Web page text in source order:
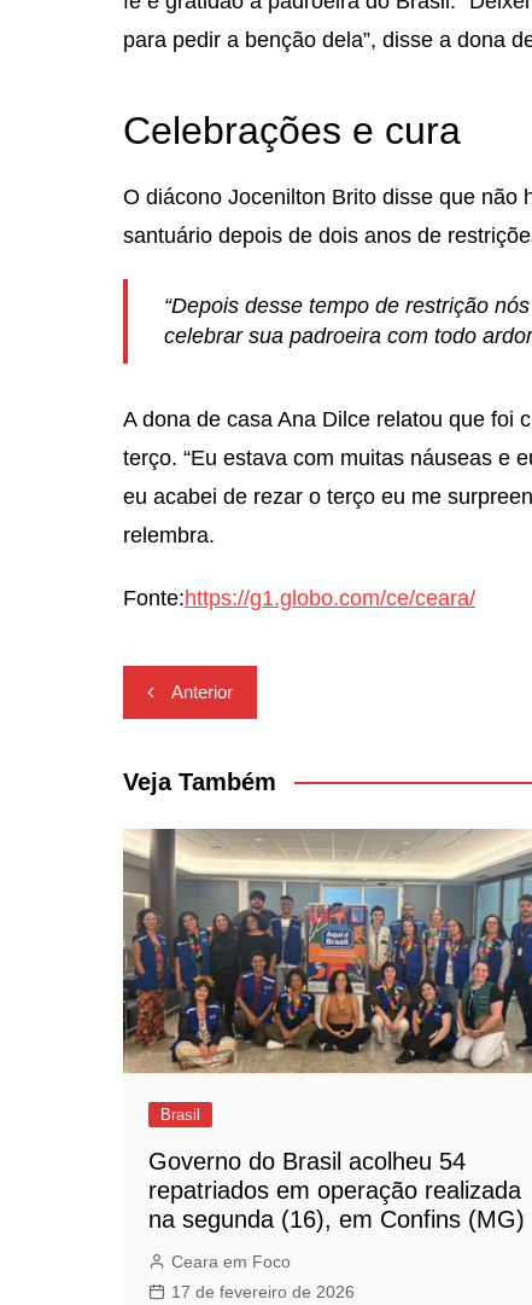
para pedir a benção dela”, disse a dona
Celebrações e cura
O diácono Jocenilton Brito disse que não
santuário depois de dois anos de
“Depois desse tempo de restrição
celebrar sua padroeira com todo
A dona de casa Ana Dilce relatou que foi
terço. “Eu estava com muitas náuseas e
eu acabei de rezar o terço eu me
relembra.
Fonte:https://g1.globo.com/ce/ceara/
Navegação
de
Post
Anterior
Veja Também
Brasil
Governo do Brasil acolheu 54
repatriados em operação realizada
na segunda (16), em Confins (MG)
Ceara em Foco
17 de fevereiro de 2026